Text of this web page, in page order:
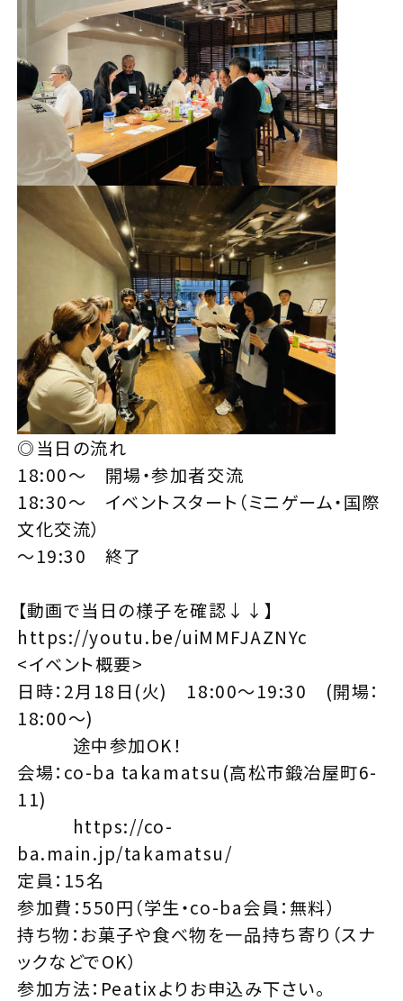
◎当日の流れ
18:00～ 開場・参加者交流
18:30〜 イベントスタート（ミニゲーム・国際
文化交流）
～19:30 終了
【動画で当日の様子を確認↓↓】
https://youtu.be/uiMMFJAZNYc
<イベント概要>
日時：2月18日(火) 18:00～19:30 (開場：
18:00～)
途中参加OK！
会場：co-ba takamatsu(高松市鍛冶屋町6-
11)
https://co-
ba.main.jp/takamatsu/
定員：15名
参加費：550円（学生・co-ba会員：無料）
持ち物：お菓子や食べ物を一品持ち寄り（スナ
ックなどでOK）
参加方法：Peatixよりお申込み下さい。